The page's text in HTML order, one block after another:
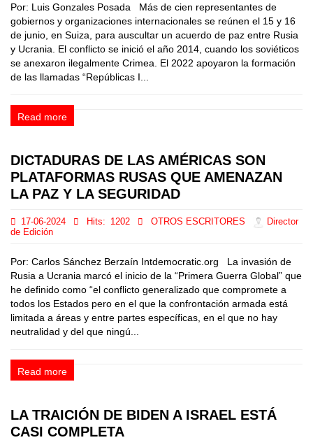
Por: Luis Gonzales Posada Más de cien representantes de
gobiernos y organizaciones internacionales se reúnen el 15 y 16
de junio, en Suiza, para auscultar un acuerdo de paz entre Rusia
y Ucrania. El conflicto se inició el año 2014, cuando los soviéticos
se anexaron ilegalmente Crimea. El 2022 apoyaron la formación
de las llamadas “Repúblicas I...
Read more
DICTADURAS DE LAS AMÉRICAS SON
PLATAFORMAS RUSAS QUE AMENAZAN
LA PAZ Y LA SEGURIDAD
17-06-2024 Hits: 1202 OTROS ESCRITORES
Director
de Edición
Por: Carlos Sánchez Berzaín Intdemocratic.org La invasión de
Rusia a Ucrania marcó el inicio de la “Primera Guerra Global” que
he definido como “el conflicto generalizado que compromete a
todos los Estados pero en el que la confrontación armada está
limitada a áreas y entre partes específicas, en el que no hay
neutralidad y del que ningú...
Read more
LA TRAICIÓN DE BIDEN A ISRAEL ESTÁ
CASI COMPLETA